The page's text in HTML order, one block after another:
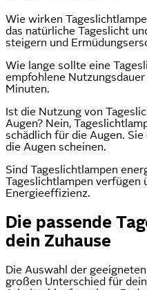
Wie wirken
das natürliche Tageslicht
steigern und
Wie lange sollte eine
empfohlene
Minuten.
Ist die Nutzung von
Augen? Nein,
schädlich für die Augen.
die Augen scheinen.
Sind Tageslichtlampen
Tageslichtlampen verfügen
Energieeffizienz.
Die passende
dein Zuhause
Die Auswahl der
großen Unterschied für